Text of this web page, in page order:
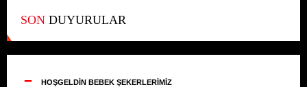
SON DUYURULAR
-- HOŞGELDİN BEBEK ŞEKERLERİMİZ